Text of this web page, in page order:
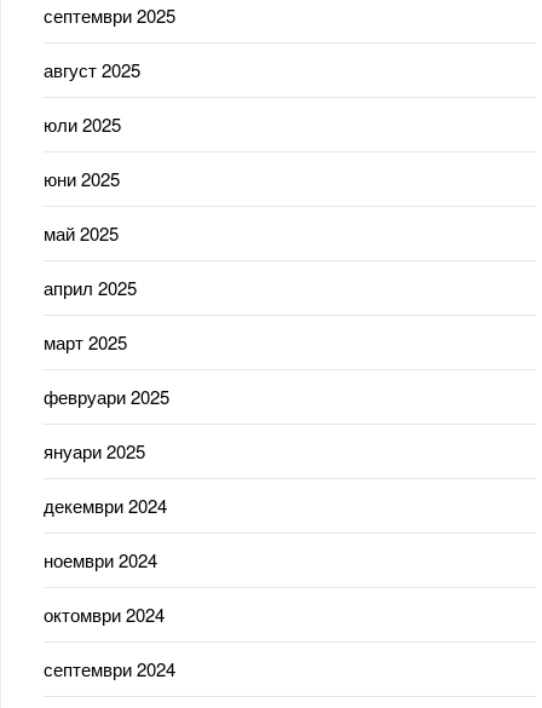
септември 2025
август 2025
юли 2025
юни 2025
май 2025
април 2025
март 2025
февруари 2025
януари 2025
декември 2024
ноември 2024
октомври 2024
септември 2024